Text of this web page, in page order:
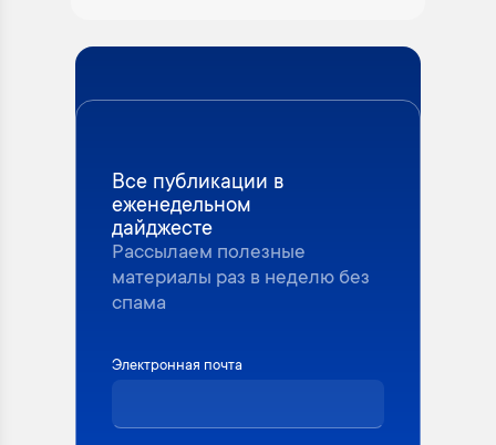
Все публикации в
еженедельном
дайджесте
Рассылаем полезные
материалы раз в неделю без
спама
Электронная почта